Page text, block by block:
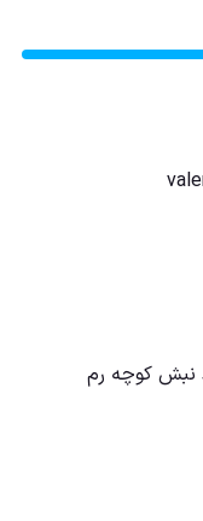
نبش کوچه رم